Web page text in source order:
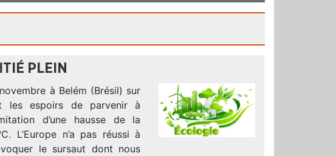
PLEIN
à Belém (Brésil) sur
les espoirs de parvenir à
d’une hausse de la
L’Europe n’a pas réussi à
le sursaut dont nous